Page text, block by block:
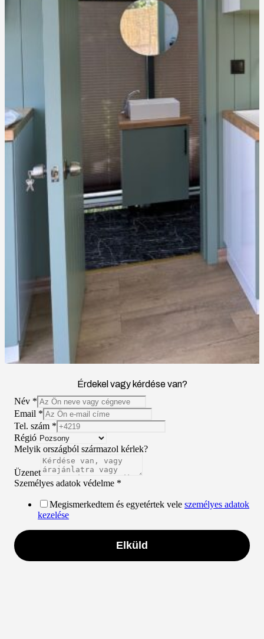
Érdekel vagy kérdése van?
Név *
Email *
Tel. szám *
Régió
Melyik országból származol kérlek?
Üzenet
Személyes adatok védelme *
Megismerkedtem és egyetértek vele személyes adatok
kezelése
Elküld